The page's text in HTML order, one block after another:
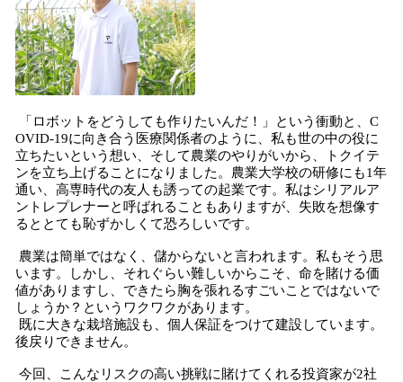
「ロボットをどうしても作りたいんだ！」という衝動と、C
OVID-19に向き合う医療関係者のように、私も世の中の役に
立ちたいという想い、そして農業のやりがいから、トクイテ
ンを立ち上げることになりました。農業大学校の研修にも1年
通い、高専時代の友人も誘っての起業です。私はシリアルア
ントレプレナーと呼ばれることもありますが、失敗を想像す
るととても恥ずかしくて恐ろしいです。
農業は簡単ではなく、儲からないと言われます。私もそう思
います。しかし、それぐらい難しいからこそ、命を賭ける価
値がありますし、できたら胸を張れるすごいことではないで
しょうか？というワクワクがあります。
既に大きな栽培施設も、個人保証をつけて建設しています。
後戻りできません。
今回、こんなリスクの高い挑戦に賭けてくれる投資家が2社